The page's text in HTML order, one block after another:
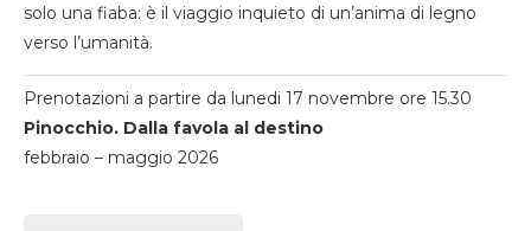
solo una fiaba: è il viaggio inquieto di un’anima di legno
verso l’umanità.
Prenotazioni a partire da lunedi 17 novembre ore 15.30
Pinocchio. Dalla favola al destino
febbraio – maggio 2026